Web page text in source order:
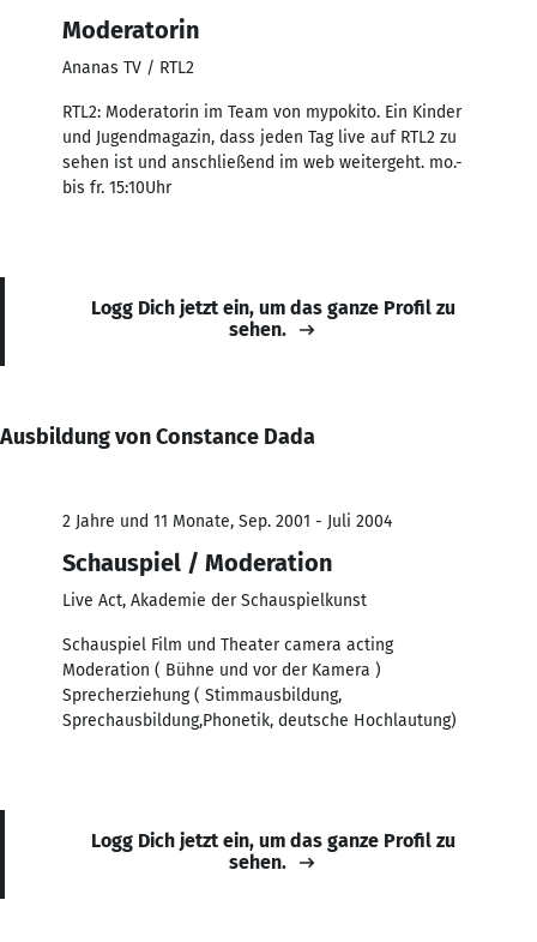
Moderatorin
Ananas TV / RTL2
RTL2: Moderatorin im Team von mypokito. Ein Kinder
und Jugendmagazin, dass jeden Tag live auf RTL2 zu
sehen ist und anschließend im web weitergeht. mo.-
bis fr. 15:10Uhr
Logg Dich jetzt ein, um das ganze Profil zu
sehen.
Ausbildung von Constance Dada
2 Jahre und 11 Monate, Sep. 2001 - Juli 2004
Schauspiel / Moderation
Live Act, Akademie der Schauspielkunst
Schauspiel Film und Theater camera acting
Moderation ( Bühne und vor der Kamera )
Sprecherziehung ( Stimmausbildung,
Sprechausbildung,Phonetik, deutsche Hochlautung)
Logg Dich jetzt ein, um das ganze Profil zu
sehen.